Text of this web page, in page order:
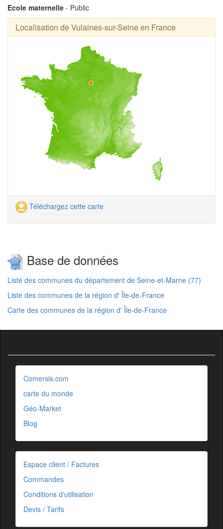
Ecole maternelle - Public
Localisation de Vulaines-sur-Seine en France
Téléchargez cette carte
Base de données
Liste des communes du département de Seine-et-Marne (77)
Liste des communes de la région d' Île-de-France
Carte des communes de la région d' Île-de-France
Comersis.com
carte du monde
Géo-Market
Blog
Espace client / Factures
Commandes
Conditions d'utilisation
Devis / Tarifs